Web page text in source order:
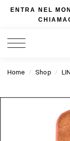
ENTRA NEL
Home / Shop /